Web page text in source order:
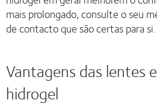
mais prolongado, consulte o seu
de contacto que são certas para si.
Vantagens das lentes
hidrogel